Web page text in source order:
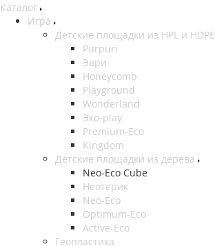
Каталог
Игра
Детские площадки из HPL и HDPE
Purpuri
Эври
Honeycomb
Playground
Wonderland
Эко-play
Premium-Eco
Kingdom
Детские площадки из дерева
Neo-Eco Cube
Неотерик
Neo-Eco
Оptimum-Еco
Active-Eco
Геопластика